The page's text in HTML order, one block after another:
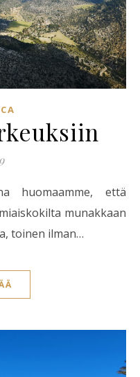
munakkaan
toinen ilman…